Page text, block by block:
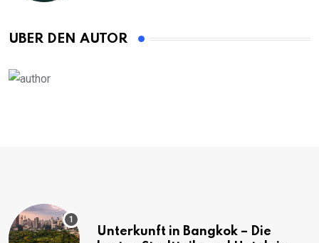
ÜBER DEN AUTOR
Unterkunft in Bangkok – Die